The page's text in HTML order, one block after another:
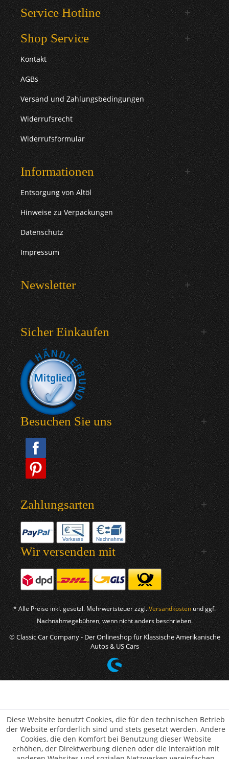
Service Hotline
Shop Service
Kontakt
AGBs
Versand und Zahlungsbedingungen
Widerrufsrecht
Widerrufsformular
Informationen
Entsorgung von Altöl
Hinweise zu Verpackungen
Datenschutz
Impressum
Newsletter
Sicher Einkaufen
Besuchen Sie uns
Zahlungsarten
Wir versenden mit
* Alle Preise inkl. gesetzl. Mehrwertsteuer zzgl.Versandkosten und ggf.
Nachnahmegebühren, wenn nicht anders beschrieben.
© Classic Car Company - Der Onlineshop für Klassische Amerikanische
Autos & US Cars
Diese Website benutzt Cookies, die für den technischen Betrieb
der Website erforderlich sind und stets gesetzt werden. Andere
Cookies, die den Komfort bei Benutzung dieser Website
erhöhen, der Direktwerbung dienen oder die Interaktion mit